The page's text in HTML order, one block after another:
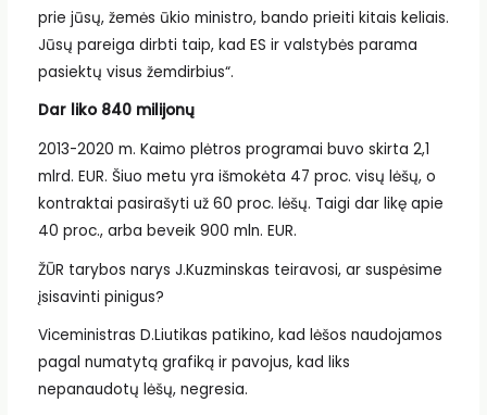
prie jūsų, žemės ūkio ministro, bando prieiti kitais keliais.
Jūsų pareiga dirbti taip, kad ES ir valstybės parama
pasiektų visus žemdirbius“.
Dar liko 840 milijonų
2013-2020 m. Kaimo plėtros programai buvo skirta 2,1
mlrd. EUR. Šiuo metu yra išmokėta 47 proc. visų lėšų, o
kontraktai pasirašyti už 60 proc. lėšų. Taigi dar likę apie
40 proc., arba beveik 900 mln. EUR.
ŽŪR tarybos narys J.Kuzminskas teiravosi, ar suspėsime
įsisavinti pinigus?
Viceministras D.Liutikas patikino, kad lėšos naudojamos
pagal numatytą grafiką ir pavojus, kad liks
nepanaudotų lėšų, negresia.